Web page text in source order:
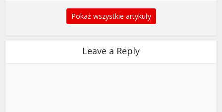
Pokaż wszystkie artykuły
Leave a Reply